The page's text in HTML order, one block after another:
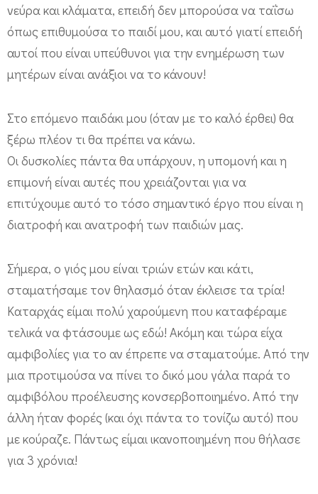
νεύρα και κλάματα, επειδή δεν μπορούσα να ταΐσω
όπως επιθυμούσα το παιδί μου, και αυτό γιατί επειδή
αυτοί που είναι υπεύθυνοι για την ενημέρωση των
μητέρων είναι ανάξιοι να το κάνουν!
Στο επόμενο παιδάκι μου (όταν με το καλό έρθει) θα
ξέρω πλέον τι θα πρέπει να κάνω.
Οι δυσκολίες πάντα θα υπάρχουν, η υπομονή και η
επιμονή είναι αυτές που χρειάζονται για να
επιτύχουμε αυτό το τόσο σημαντικό έργο που είναι η
διατροφή και ανατροφή των παιδιών μας.
Σήμερα, ο γιός μου είναι τριών ετών και κάτι,
σταματήσαμε τον θηλασμό όταν έκλεισε τα τρία!
Καταρχάς είμαι πολύ χαρούμενη που καταφέραμε
τελικά να φτάσουμε ως εδώ! Ακόμη και τώρα είχα
αμφιβολίες για το αν έπρεπε να σταματούμε. Από την
μια προτιμούσα να πίνει το δικό μου γάλα παρά το
αμφιβόλου προέλευσης κονσερβοποιημένο. Από την
άλλη ήταν φορές (και όχι πάντα το τονίζω αυτό) που
με κούραζε. Πάντως είμαι ικανοποιημένη που θήλασε
για 3 χρόνια!